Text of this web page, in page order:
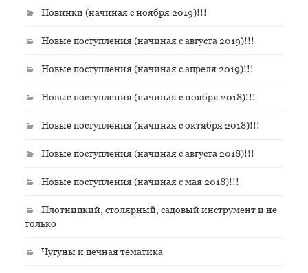
Новинки (начиная с ноября 2019)!!!
Новые поступления (начиная с августа 2019)!!!
Новые поступления (начиная с апреля 2019)!!!
Новые поступления (начиная с ноября 2018)!!!
Новые поступления (начиная с октября 2018)!!!
Новые поступления (начиная с августа 2018)!!!
Новые поступления (начиная с мая 2018)!!!
Плотницкий, столярный, садовый инструмент и не
только
Чугуны и печная тематика